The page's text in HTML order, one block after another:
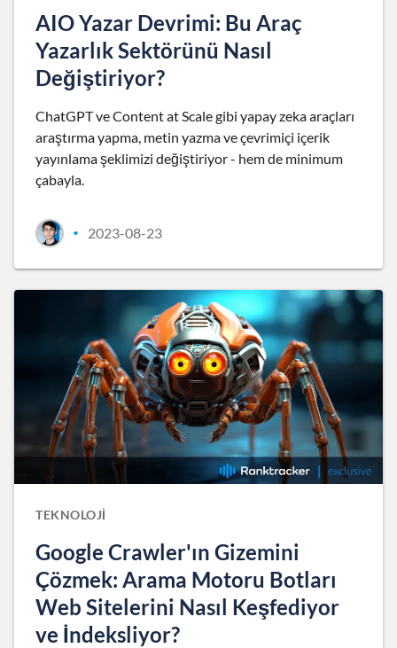
AIO Yazar Devrimi: Bu Araç
Yazarlık Sektörünü Nasıl
Değiştiriyor?
ChatGPT ve Content at Scale gibi yapay zeka araçları
araştırma yapma, metin yazma ve çevrimiçi içerik
yayınlama şeklimizi değiştiriyor - hem de minimum
çabayla.
• 2023-08-23
TEKNOLOJI
Google Crawler'ın Gizemini
Çözmek: Arama Motoru Botları
Web Sitelerini Nasıl Keşfediyor
ve İndeksliyor?